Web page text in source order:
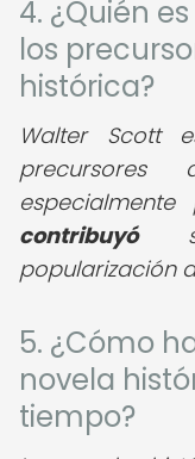
4. ¿Quién
los
histórica?
Walter Scott
contribuyó
popularización
5. ¿Cómo
novela
tiempo?